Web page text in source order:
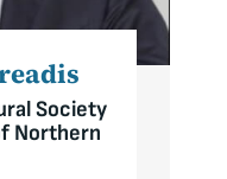
Society
Northern